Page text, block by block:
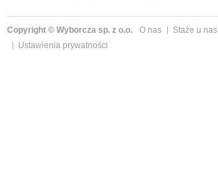
Copyright © Wyborcza sp. z o.o. O nas Staże u nas
Ustawienia prywatności